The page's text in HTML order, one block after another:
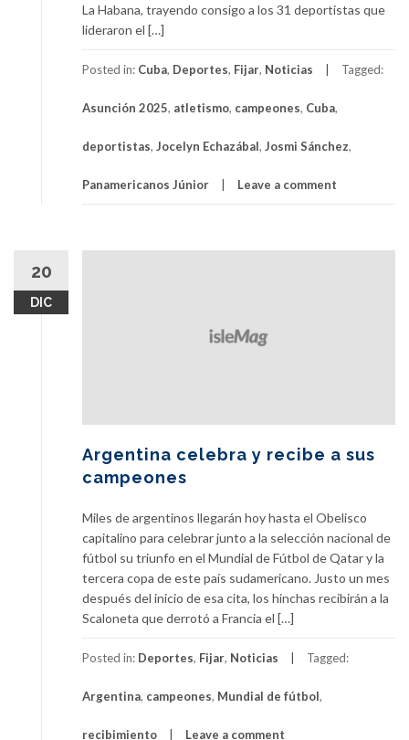
La Habana, trayendo consigo a los 31 deportistas que
lideraron el […]
Posted in: Cuba, Deportes, Fijar, Noticias Tagged:
Asunción 2025, atletismo, campeones, Cuba,
deportistas, Jocelyn Echazábal, Josmi Sánchez,
Panamericanos Júnior Leave a comment
20
DIC
Argentina celebra y recibe a sus
campeones
Miles de argentinos llegarán hoy hasta el Obelisco
capitalino para celebrar junto a la selección nacional de
fútbol su triunfo en el Mundial de Fútbol de Qatar y la
tercera copa de este país sudamericano. Justo un mes
después del inicio de esa cita, los hinchas recibirán a la
Scaloneta que derrotó a Francia el […]
Posted in: Deportes, Fijar, Noticias Tagged:
Argentina, campeones, Mundial de fútbol,
recibimiento Leave a comment